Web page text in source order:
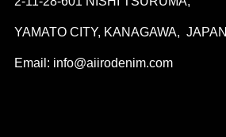
YAMATO CITY, KANAGAWA, JAPAN
Email: info@aiirodenim.com